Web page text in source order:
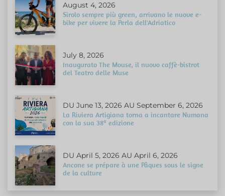
August 4, 2026
Sirolo sempre più green, arrivano le nuove e-
bike per vivere la Perla dell'Adriatico
July 8, 2026
Inaugurato The Mouse, il nuovo caffè-bistrot
del Teatro delle Muse
DU June 13, 2026 AU September 6, 2026
La Riviera Artigiana torna a incantare Numana
con la sua 38ª edizione
DU April 5, 2026 AU April 6, 2026
Ancone se prépare à une Pâques sous le signe
de la culture